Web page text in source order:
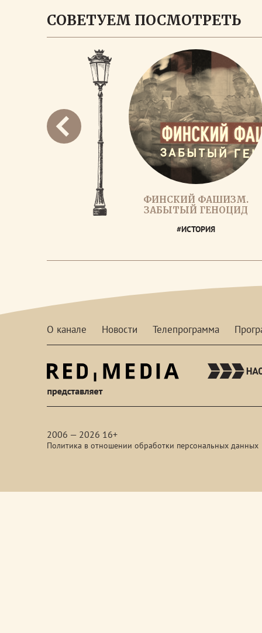
СОВЕТУЕМ ПОСМОТРЕТЬ
ФИНСКИЙ ФАШИЗМ.
ЗАБЫТЫЙ ГЕНОЦИД
#ИСТОРИЯ
О канале Новости Телепрограмма
2006 — 2026 16+
Политика в отношении обработки персональных данных